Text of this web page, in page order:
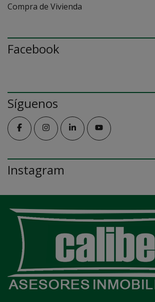
Compra de Vivienda
Facebook
Síguenos
Instagram